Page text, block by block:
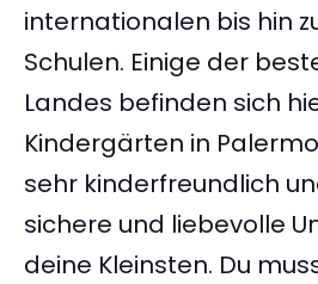
internationalen bis hin
Schulen. Einige der
Landes befinden sich
Kindergärten in
sehr kinderfreundlich
sichere und liebevolle
deine Kleinsten. Du